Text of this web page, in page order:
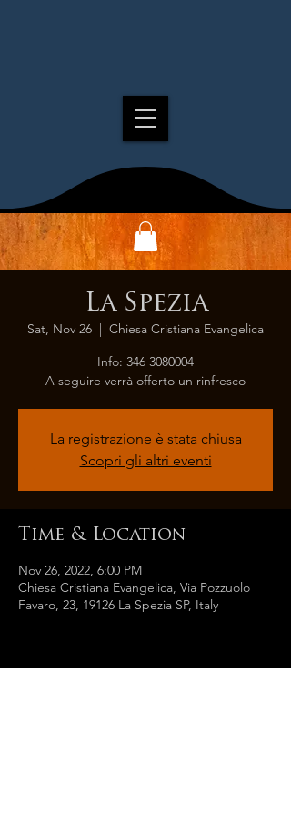
La Spezia
Sat, Nov 26
Chiesa Cristiana Evangelica
Info: 346 3080004
A seguire verrà offerto un rinfresco
La registrazione è stata chiusa
Scopri gli altri eventi
Time & Location
Nov 26, 2022, 6:00 PM
Chiesa Cristiana Evangelica, Via Pozzuolo
Favaro, 23, 19126 La Spezia SP, Italy